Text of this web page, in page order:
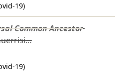
19)
Common Ancestor
…
19)